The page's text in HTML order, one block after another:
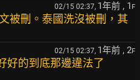
02/15 02:37, 1年前 , 1 F
被刪。泰國洗沒被刪，其
02/15 02:37, 1年前 , 2F
好的到底那邊違法了